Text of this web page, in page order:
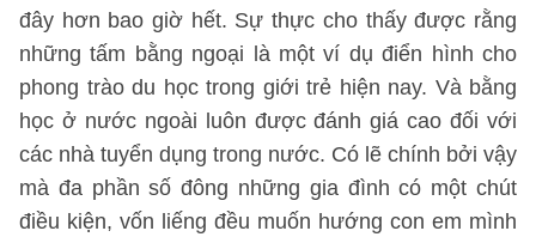
đây hơn bao giờ hết. Sự thực cho thấy được rằng
những tấm bằng ngoại là một ví dụ điển hình cho
phong trào du học trong giới trẻ hiện nay. Và bằng
học ở nước ngoài luôn được đánh giá cao đối với
các nhà tuyển dụng trong nước. Có lẽ chính bởi vậy
mà đa phần số đông những gia đình có một chút
điều kiện, vốn liếng đều muốn hướng con em mình